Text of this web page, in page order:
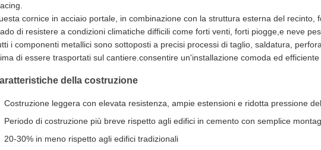
cornice in acciaio portale, in combinazione con la struttura esterna del recinto,
di resistere a condizioni climatiche difficili come forti venti, forti piogge,e neve
i componenti metallici sono sottoposti a precisi processi di taglio, saldatura,
di essere trasportati sul cantiere.consentire un'installazione comoda ed
della costruzione
Costruzione leggera con elevata resistenza, ampie estensioni e ridotta pressione
Periodo di costruzione più breve rispetto agli edifici in cemento con semplice
20-30% in meno rispetto agli edifici tradizionali